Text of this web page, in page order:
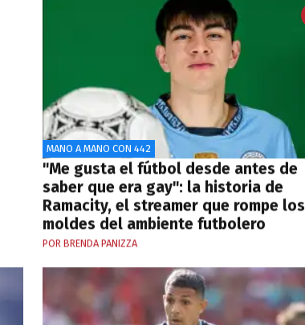
MANO A MANO CON 442
"Me gusta el fútbol desde antes de
saber que era gay": la historia de
Ramacity, el streamer que rompe los
moldes del ambiente futbolero
POR BRENDA PANIZZA